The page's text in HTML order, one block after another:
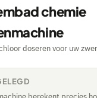
chemie
doseren voor uw